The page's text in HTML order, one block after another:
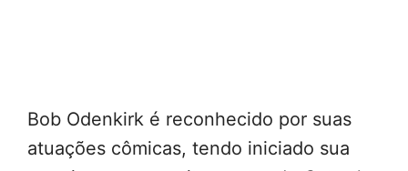
Bob Odenkirk é reconhecido por suas
atuações cômicas, tendo iniciado sua